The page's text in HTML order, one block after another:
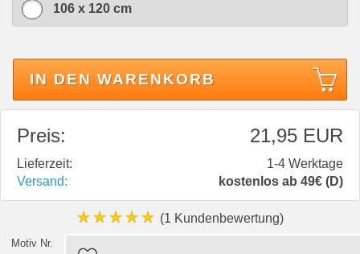
106 x 120 cm
IN DEN WARENKORB
Preis: 21,95 EUR
Lieferzeit:
1-4 Werktage
Versand:
kostenlos ab 49€ (D)
★★★★★ (1 Kundenbewertung)
Motiv Nr.